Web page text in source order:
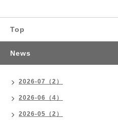
Top
News
2026-07（2）
2026-06（4）
2026-05（2）